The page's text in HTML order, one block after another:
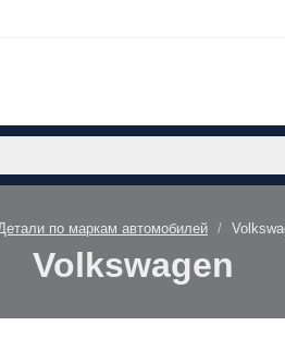
по маркам автомобилей
Volkswagen